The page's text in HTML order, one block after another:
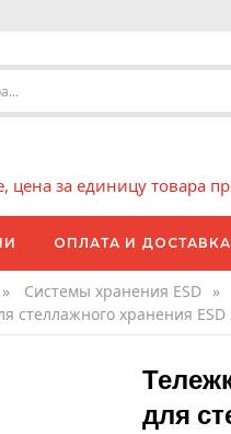
за единицу товара
ОПЛАТА И ДОСТАВКА
» Системы хранения ESD »
хранения ESD
для